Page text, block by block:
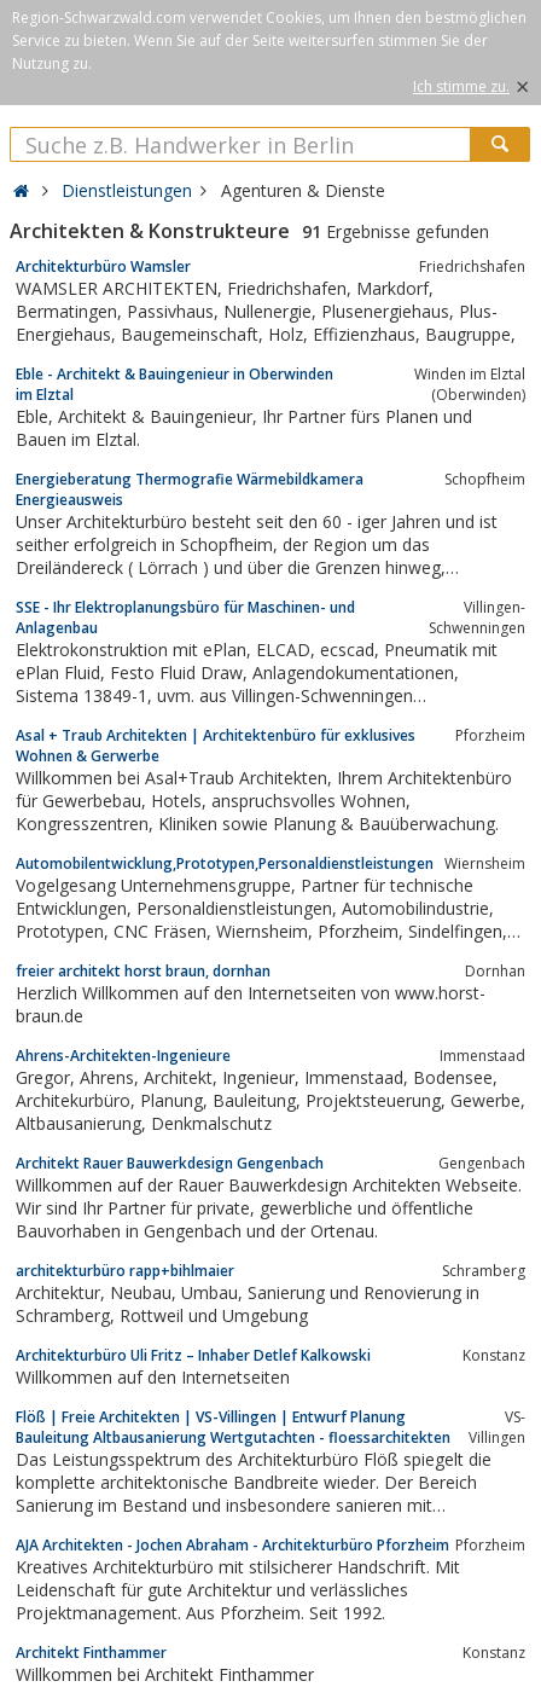
Region-Schwarzwald.com verwendet Cookies, um Ihnen den bestmöglichen
Service zu bieten. Wenn Sie auf der Seite weitersurfen stimmen Sie der
Nutzung zu.
Ich stimme zu. ×
Dienstleistungen Agenturen & Dienste
Architekten & Konstrukteure 91 Ergebnisse gefunden
Architekturbüro Wamsler Friedrichshafen
WAMSLER ARCHITEKTEN, Friedrichshafen, Markdorf,
Bermatingen, Passivhaus, Nullenergie, Plusenergiehaus, Plus-
Energiehaus, Baugemeinschaft, Holz, Effizienzhaus, Baugruppe,
Eble - Architekt & Bauingenieur in Oberwinden
im Elztal
Winden im Elztal
(Oberwinden)
Eble, Architekt & Bauingenieur, Ihr Partner fürs Planen und
Bauen im Elztal.
Energieberatung Thermografie Wärmebildkamera
Energieausweis
Schopfheim
Unser Architekturbüro besteht seit den 60 - iger Jahren und ist
seither erfolgreich in Schopfheim, der Region um das
Dreiländereck ( Lörrach ) und über die Grenzen hinweg,
Rezessionen in der Bauwirtschaft wurde die Bürostruktur auf
Einzelbüros umgestellt,...
SSE - Ihr Elektroplanungsbüro für Maschinen- und
Anlagenbau
Villingen-
Schwenningen
Elektrokonstruktion mit ePlan, ELCAD, ecscad, Pneumatik mit
ePlan Fluid, Festo Fluid Draw, Anlagendokumentationen,
Sistema 13849-1, uvm. aus Villingen-Schwenningen
Asal + Traub Architekten | Architektenbüro für exklusives
Wohnen & Gerwerbe
Pforzheim
Willkommen bei Asal+Traub Architekten, Ihrem Architektenbüro
für Gewerbebau, Hotels, anspruchsvolles Wohnen,
Kongresszentren, Kliniken sowie Planung & Bauüberwachung.
Automobilentwicklung,Prototypen,Personaldienstleistungen Wiernsheim
Vogelgesang Unternehmensgruppe, Partner für technische
Entwicklungen, Personaldienstleistungen, Automobilindustrie,
Prototypen, CNC Fräsen, Wiernsheim, Pforzheim, Sindelfingen,
freier architekt horst braun, dornhan Dornhan
Herzlich Willkommen auf den Internetseiten von www.horst-
braun.de
Ahrens-Architekten-Ingenieure Immenstaad
Gregor, Ahrens, Architekt, Ingenieur, Immenstaad, Bodensee,
Architekurbüro, Planung, Bauleitung, Projektsteuerung, Gewerbe,
Altbausanierung, Denkmalschutz
Architekt Rauer Bauwerkdesign Gengenbach Gengenbach
Willkommen auf der Rauer Bauwerkdesign Architekten Webseite.
Wir sind Ihr Partner für private, gewerbliche und öffentliche
Bauvorhaben in Gengenbach und der Ortenau.
architekturbüro rapp+bihlmaier Schramberg
Architektur, Neubau, Umbau, Sanierung und Renovierung in
Schramberg, Rottweil und Umgebung
Architekturbüro Uli Fritz – Inhaber Detlef Kalkowski Konstanz
Willkommen auf den Internetseiten
Flöß | Freie Architekten | VS-Villingen | Entwurf Planung
Bauleitung Altbausanierung Wertgutachten - floessarchitekten
VS-
Villingen
Das Leistungsspektrum des Architekturbüro Flöß spiegelt die
komplette architektonische Bandbreite wieder. Der Bereich
Sanierung im Bestand und insbesondere sanieren mit
AJA Architekten - Jochen Abraham - Architekturbüro Pforzheim Pforzheim
Kreatives Architekturbüro mit stilsicherer Handschrift. Mit
Leidenschaft für gute Architektur und verlässliches
Projektmanagement. Aus Pforzheim. Seit 1992.
Architekt Finthammer Konstanz
Willkommen bei Architekt Finthammer